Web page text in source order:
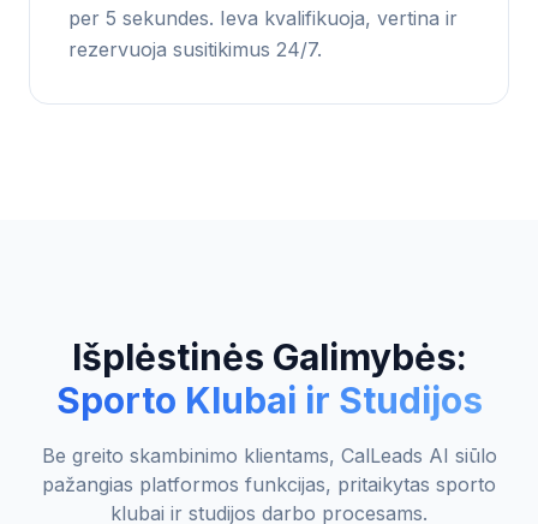
per 5 sekundes. Ieva kvalifikuoja, vertina ir
rezervuoja susitikimus 24/7.
Išplėstinės Galimybės:
Sporto Klubai ir Studijos
Be greito skambinimo klientams, CalLeads AI siūlo
pažangias platformos funkcijas, pritaikytas sporto
klubai ir studijos darbo procesams.